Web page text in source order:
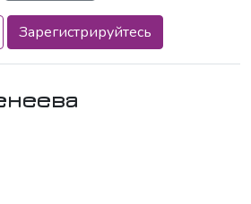
Зарегистрируйтесь